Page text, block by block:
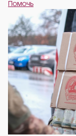
Помочь